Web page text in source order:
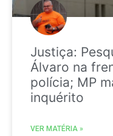
Justiça:
Álvaro na
polícia; MP
inquérito
VER MATÉRIA »